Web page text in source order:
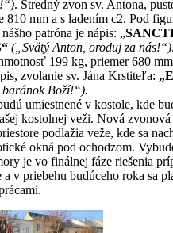
. Stredný zvon sv. Antona,
810 mm a s ladením c2. Pod
patróna je nápis: „
(„Svätý Anton, oroduj za nás!“)
199 kg, priemer 680
zvolanie sv. Jána Krstiteľa:
Boží!“).
umiestnené v kostole, kde
kostolnej veži. Nová
podlažia veže, kde sa
okná pod ochodzom.
je vo finálnej fáze riešenia
a v priebehu budúceho roka sa